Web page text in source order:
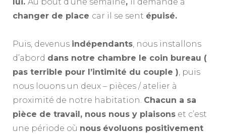
changer de place car il se sent épuisé.
Puis, devenus indépendants, nous installons
d’abord dans notre chambre le coin bureau (
pas terrible pour l’intimité du couple ), puis
nous louons un deux – pièces / atelier à
proximité de notre habitation. Chacun a sa
pièce de travail, nous nous y plaisons et c’est
une période où nous évoluons positivement